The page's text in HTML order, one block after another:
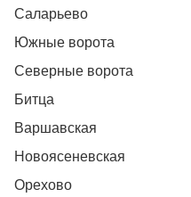
Саларьево
Южные ворота
Северные ворота
Битца
Варшавская
Новоясеневская
Орехово